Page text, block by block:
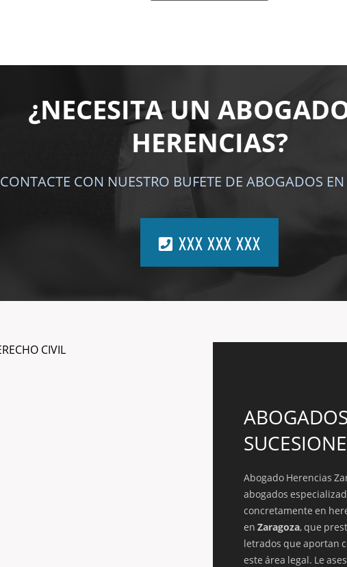
¿NECESITA UN
HERENCIAS?
CONTACTE CON NUESTRO BUFETE DE ABOGADOS
XXX XXX XXX
Abogado Herencias
abogados
concretamente en
enZaragoza, que
letrados que aportan
este área legal. Le